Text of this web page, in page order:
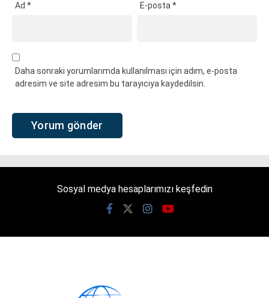
Ad * E-posta*
Daha sonraki yorumlarımda kullanılması için adım, e-posta
adresim ve site adresim bu tarayıcıya kaydedilsin.
Sosyal medya hesaplarımızı keşfedin